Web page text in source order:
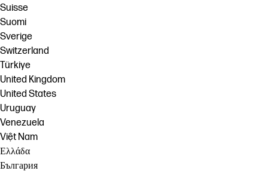
Suisse
Suomi
Sverige
Switzerland
Türkiye
United Kingdom
United States
Uruguay
Venezuela
Việt Nam
Ελλάδα
България